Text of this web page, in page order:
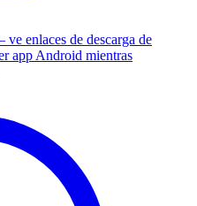
enlaces de descarga de
app Android mientras